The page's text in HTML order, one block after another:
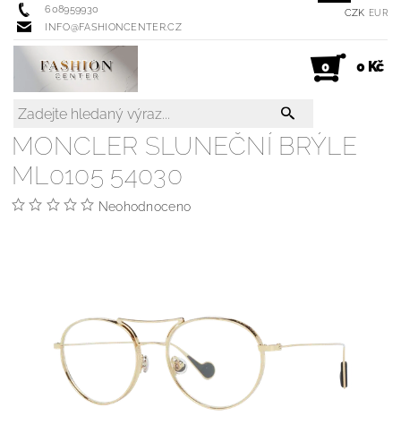
608959930
INFO@FASHIONCENTER.CZ
CZK EUR
0 0 Kč
MONCLER SLUNEČNÍ BRÝLE
ML0105 54030
Neohodnoceno